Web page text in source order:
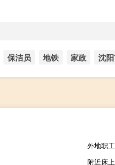
保洁员 地铁 家政 沈
外地职
附近床